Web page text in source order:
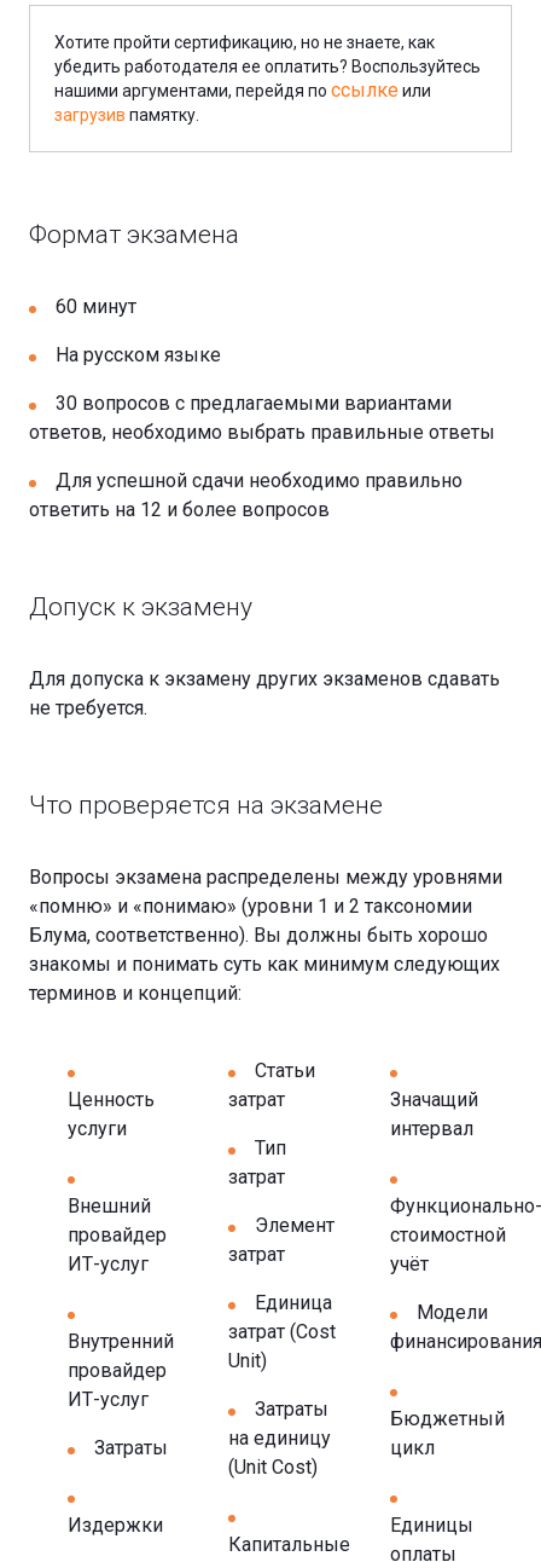
Хотите пройти сертификацию, но не знаете, как
убедить работодателя ее оплатить? Воспользуйтесь
нашими аргументами, перейдя по ссылкеили
загрузив памятку.
Формат экзамена
60 минут
На русском языке
30 вопросов с предлагаемыми вариантами
ответов, необходимо выбрать правильные ответы
Для успешной сдачи необходимо правильно
ответить на 12 и более вопросов
Допуск к экзамену
Для допуска к экзамену других экзаменов сдавать
не требуется.
Что проверяется на экзамене
Вопросы экзамена распределены между уровнями
«помню» и «понимаю» (уровни 1 и 2 таксономии
Блума, соответственно). Вы должны быть хорошо
знакомы и понимать суть как минимум следующих
терминов и концепций:
Ценность
услуги
Внешний
провайдер
ИТ-услуг
Внутренний
провайдер
ИТ-услуг
Затраты
Издержки
Статьи
затрат
Тип
затрат
Элемент
затрат
Единица
затрат (Cost
Unit)
Затраты
на единицу
(Unit Cost)
Капитальные
Значащий
интервал
Функционально-
стоимостной
учёт
Модели
финансирования
Бюджетный
цикл
Единицы
оплаты